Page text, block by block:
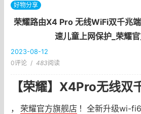
好物分享
荣耀路由X4 Pro 无线WiFi双千兆
速儿童上网保护_荣耀
2023-08-12
0评论 / 483阅读
【荣耀】X4Pro无线双
， 荣耀官方旗舰店 ！全新升级wi-